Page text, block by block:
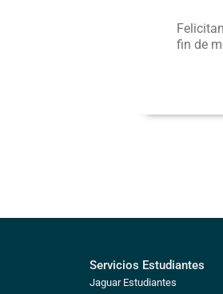
fin de
Servicios Estudiantes
Jaguar Estudiantes